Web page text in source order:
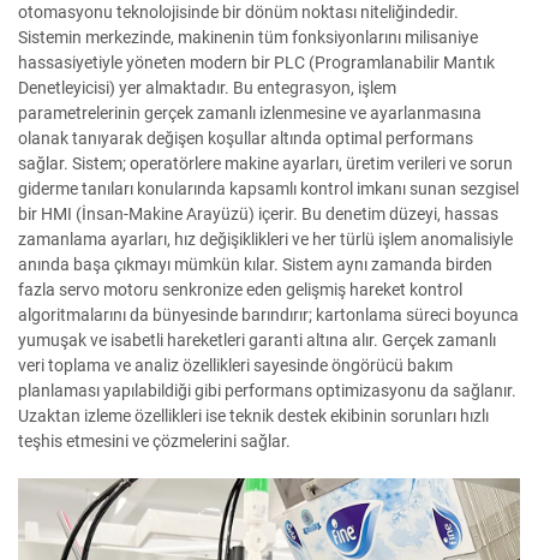
otomasyonu teknolojisinde bir dönüm noktası niteliğindedir.
Sistemin merkezinde, makinenin tüm fonksiyonlarını milisaniye
hassasiyetiyle yöneten modern bir PLC (Programlanabilir Mantık
Denetleyicisi) yer almaktadır. Bu entegrasyon, işlem
parametrelerinin gerçek zamanlı izlenmesine ve ayarlanmasına
olanak tanıyarak değişen koşullar altında optimal performans
sağlar. Sistem; operatörlere makine ayarları, üretim verileri ve sorun
giderme tanıları konularında kapsamlı kontrol imkanı sunan sezgisel
bir HMI (İnsan-Makine Arayüzü) içerir. Bu denetim düzeyi, hassas
zamanlama ayarları, hız değişiklikleri ve her türlü işlem anomalisiyle
anında başa çıkmayı mümkün kılar. Sistem aynı zamanda birden
fazla servo motoru senkronize eden gelişmiş hareket kontrol
algoritmalarını da bünyesinde barındırır; kartonlama süreci boyunca
yumuşak ve isabetli hareketleri garanti altına alır. Gerçek zamanlı
veri toplama ve analiz özellikleri sayesinde öngörücü bakım
planlaması yapılabildiği gibi performans optimizasyonu da sağlanır.
Uzaktan izleme özellikleri ise teknik destek ekibinin sorunları hızlı
teşhis etmesini ve çözmelerini sağlar.